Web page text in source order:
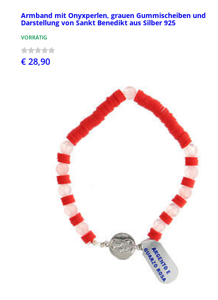
Armband mit Onyxperlen, grauen Gummischeiben und
Darstellung von Sankt Benedikt aus Silber 925
VORRÄTIG
€ 28,90